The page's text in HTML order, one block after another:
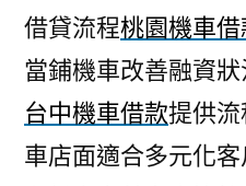
借貸流程桃園機車借
當鋪機車改善融資
台中機車借款提供
車店面適合多元化